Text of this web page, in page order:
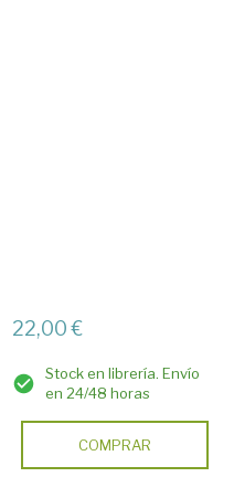
22,00 €
Stock en librería. Envío
en 24/48 horas
COMPRAR